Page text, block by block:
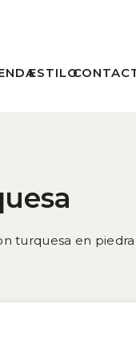
ESTILO
turquesa en